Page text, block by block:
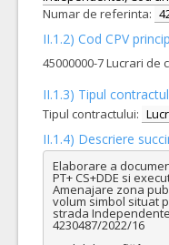
Numar de referinta:
II.1.2) Cod CPV
45000000-7 Lucrari de
II.1.3) Tipul
Tipul contractului:
II.1.4) Descriere
Elaborare a
PT+ CS+DDE si
Amenajare zona
volum simbol situat
strada
4230487/2022/16